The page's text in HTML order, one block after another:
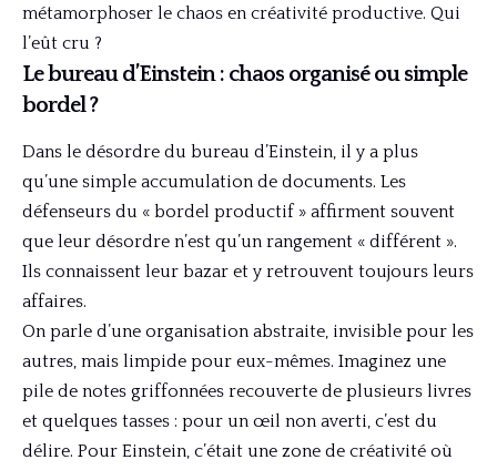
métamorphoser le chaos en créativité productive. Qui
l’eût cru ?
Le bureau d’Einstein : chaos organisé ou simple
bordel ?
Dans le désordre du bureau d’Einstein, il y a plus
qu’une simple accumulation de documents. Les
défenseurs du « bordel productif » affirment souvent
que leur désordre n’est qu’un rangement « différent ».
Ils connaissent leur bazar et y retrouvent toujours leurs
affaires.
On parle d’une organisation abstraite, invisible pour les
autres, mais limpide pour eux-mêmes. Imaginez une
pile de notes griffonnées recouverte de plusieurs livres
et quelques tasses : pour un œil non averti, c’est du
délire. Pour Einstein, c’était une zone de créativité où